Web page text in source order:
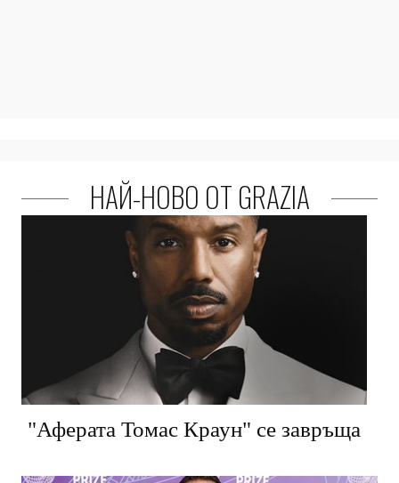
НАЙ-НОВО ОТ GRAZIA
"Аферата Томас Краун" се завръща